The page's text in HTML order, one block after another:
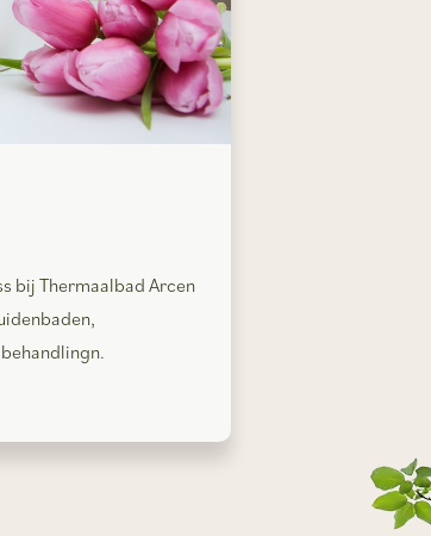
bij Thermaalbad Arcen